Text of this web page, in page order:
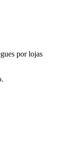
por lojas